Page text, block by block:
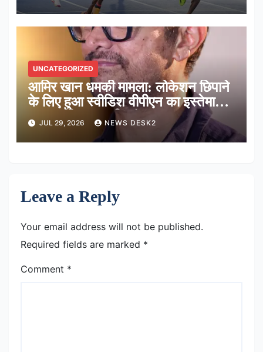
UNCATEGORIZED
आमिर खान धमकी मामला: लोकेशन छिपाने
के लिए हुआ स्वीडिश वीपीएन का इस्तेमाल,
साइबर टीम कर रही जांच
JUL 29, 2026 NEWS DESK2
Leave a Reply
Your email address will not be published.
Required fields are marked *
Comment *